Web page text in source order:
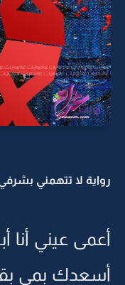
رواية لا تتهمني بشرفي
أعمى عيني أنا
أسعدك بمى